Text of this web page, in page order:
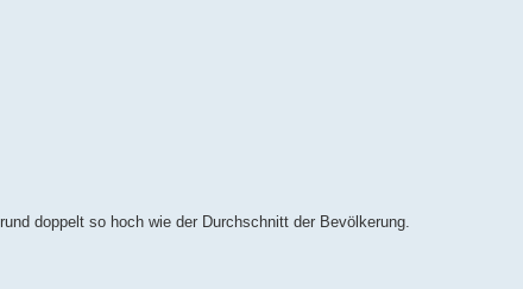
doppelt so hoch wie der Durchschnitt der Bevölkerung.